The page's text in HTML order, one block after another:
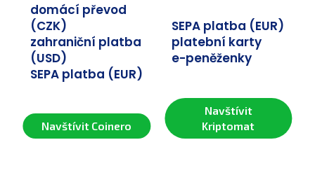
domácí převod
(CZK)
zahraniční platba
(USD)
SEPA platba (EUR)
SEPA platba (EUR)
platební karty
e-peněženky
Navštívit Coinero
Navštívit
Kriptomat